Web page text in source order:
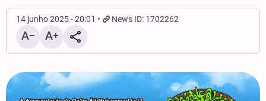
14 junho 2025 - 20:01 News ID: 1702262